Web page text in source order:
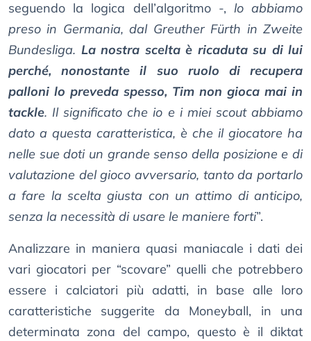
seguendo la logica dell’algoritmo -, lo abbiamo
preso in Germania, dal Greuther Fürth in Zweite
Bundesliga. La nostra scelta è ricaduta su di lui
perché, nonostante il suo ruolo di recupera
palloni lo preveda spesso, Tim non gioca mai in
tackle. Il significato che io e i miei scout abbiamo
dato a questa caratteristica, è che il giocatore ha
nelle sue doti un grande senso della posizione e di
valutazione del gioco avversario, tanto da portarlo
a fare la scelta giusta con un attimo di anticipo,
senza la necessità di usare le maniere forti”.
Analizzare in maniera quasi maniacale i dati dei
vari giocatori per “scovare” quelli che potrebbero
essere i calciatori più adatti, in base alle loro
caratteristiche suggerite da Moneyball, in una
determinata zona del campo, questo è il diktat